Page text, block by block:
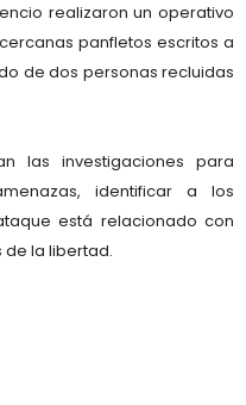
realizaron un operativo
panfletos escritos a
de dos personas recluidas
las investigaciones para
identificar a los
está relacionado con
de la libertad.